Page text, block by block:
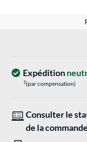
Expédition
1(par compensation)
Consulter le
de la commande